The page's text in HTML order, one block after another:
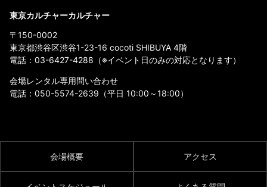
東京カルチャーカルチャー
〒150-0002
東京都渋谷区渋谷1-23-16 cocoti SHIBUYA 4階
電話： 03-6427-4288 （※イベント日のみの対応となります）
会場レンタル専用問い合わせ
電話： 050-5574-2639 （平日 10:00～18:00）
会場概要 アクセス